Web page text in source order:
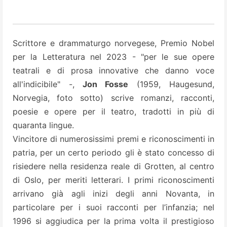
Scrittore e drammaturgo norvegese, Premio Nobel
per la Letteratura nel 2023 - "per le sue opere
teatrali e di prosa innovative che danno voce
all'indicibile" -, Jon Fosse (1959, Haugesund,
Norvegia, foto sotto) scrive romanzi, racconti,
poesie e opere per il teatro, tradotti in più di
quaranta lingue.
Vincitore di numerosissimi premi e riconoscimenti in
patria, per un certo periodo gli è stato concesso di
risiedere nella residenza reale di Grotten, al centro
di Oslo, per meriti letterari. I primi riconoscimenti
arrivano già agli inizi degli anni Novanta, in
particolare per i suoi racconti per l’infanzia; nel
1996 si aggiudica per la prima volta il prestigioso